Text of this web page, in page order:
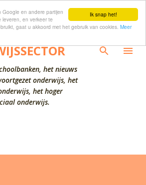
Ik snap het!
Google en andere partijen
leveren, en verkeer te
gaat u akkoord met het gebruik van cookies. Meer
naar hoofdcontent
het nieuws
onderwijs, het
het hoger
onderwijs.